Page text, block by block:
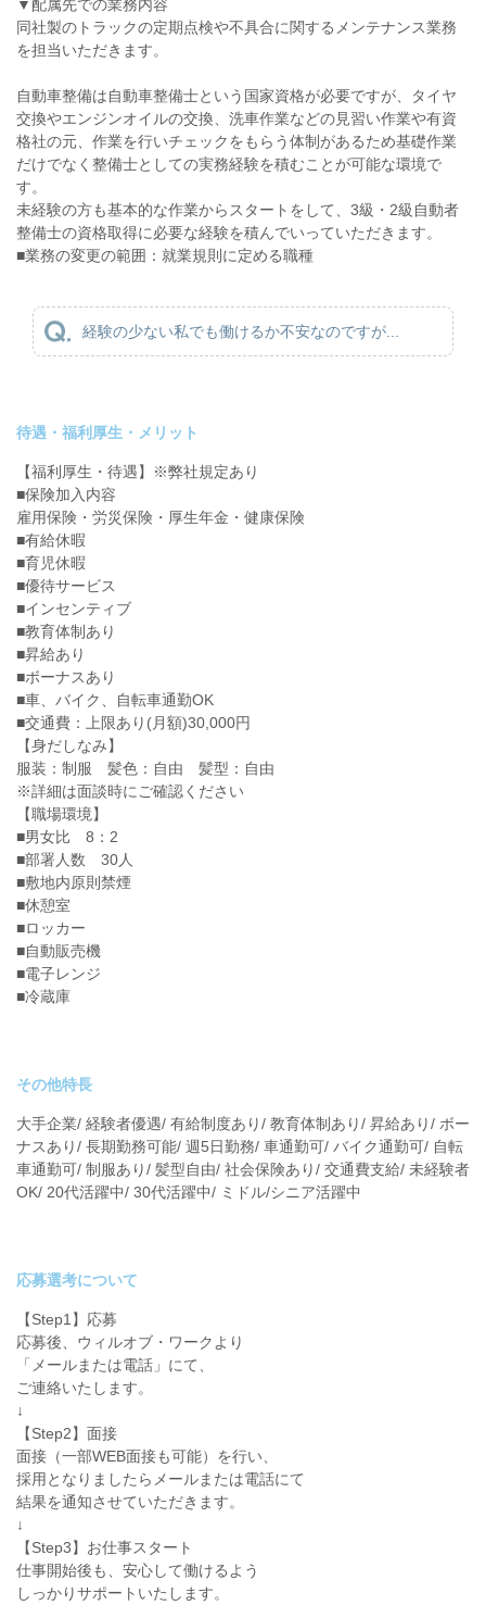
▼配属先での業務内容
同社製のトラックの定期点検や不具合に関するメンテナンス業務
を担当いただきます。
自動車整備は自動車整備士という国家資格が必要ですが、タイヤ
交換やエンジンオイルの交換、洗車作業などの見習い作業や有資
格社の元、作業を行いチェックをもらう体制があるため基礎作業
だけでなく整備士としての実務経験を積むことが可能な環境で
す。
未経験の方も基本的な作業からスタートをして、3級・2級自動者
整備士の資格取得に必要な経験を積んでいっていただきます。
■業務の変更の範囲：就業規則に定める職種
経験の少ない私でも働けるか不安なのですが...
待遇・福利厚生・メリット
【福利厚生・待遇】※弊社規定あり
■保険加入内容
雇用保険・労災保険・厚生年金・健康保険
■有給休暇
■育児休暇
■優待サービス
■インセンティブ
■教育体制あり
■昇給あり
■ボーナスあり
■車、バイク、自転車通勤OK
■交通費：上限あり(月額)30,000円
【身だしなみ】
服装：制服 髪色：自由 髪型：自由
※詳細は面談時にご確認ください
【職場環境】
■男女比 8：2
■部署人数 30人
■敷地内原則禁煙
■休憩室
■ロッカー
■自動販売機
■電子レンジ
■冷蔵庫
その他特長
大手企業/ 経験者優遇/ 有給制度あり/ 教育体制あり/ 昇給あり/ ボー
ナスあり/ 長期勤務可能/ 週5日勤務/ 車通勤可/ バイク通勤可/ 自転
車通勤可/ 制服あり/ 髪型自由/ 社会保険あり/ 交通費支給/ 未経験者
OK/ 20代活躍中/ 30代活躍中/ ミドル/シニア活躍中
応募選考について
【Step1】応募
応募後、ウィルオブ・ワークより
「メールまたは電話」にて、
ご連絡いたします。
↓
【Step2】面接
面接（一部WEB面接も可能）を行い、
採用となりましたらメールまたは電話にて
結果を通知させていただきます。
↓
【Step3】お仕事スタート
仕事開始後も、安心して働けるよう
しっかりサポートいたします。